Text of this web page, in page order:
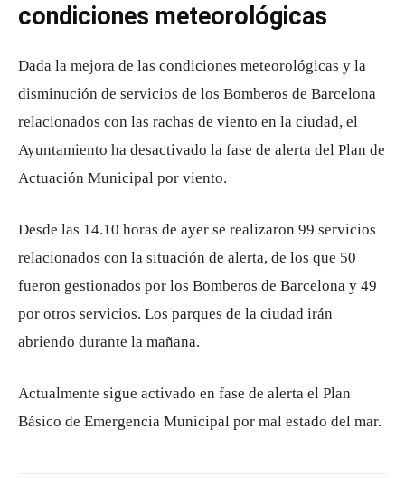
condiciones meteorológicas
Dada la mejora de las condiciones meteorológicas y la
disminución de servicios de los Bomberos de Barcelona
relacionados con las rachas de viento en la ciudad, el
Ayuntamiento ha desactivado la fase de alerta del Plan de
Actuación Municipal por viento.
Desde las 14.10 horas de ayer se realizaron 99 servicios
relacionados con la situación de alerta, de los que 50
fueron gestionados por los Bomberos de Barcelona y 49
por otros servicios. Los parques de la ciudad irán
abriendo durante la mañana.
Actualmente sigue activado en fase de alerta el Plan
Básico de Emergencia Municipal por mal estado del mar.